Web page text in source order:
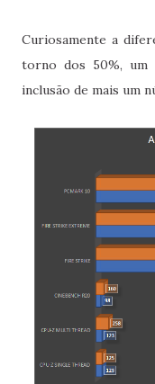
Curiosamente a
torno dos 50%, um
inclusão de mais um